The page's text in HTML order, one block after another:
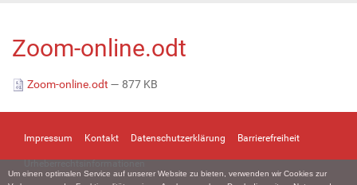
Um einen optimalen Service auf unserer Website zu bieten, verwenden wir Cookies zur
Zoom-online.odt
Zoom-online.odt — 877 KB
Impressum Kontakt Datenschutzerklärung Barrierefreiheit